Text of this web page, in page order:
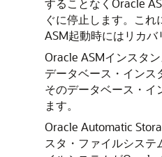
することなくOracle
ぐに停止します。こ
ASM起動時にはリカバ
Oracle ASMインスタ
データベース・インス
そのデータベース・イ
ます。
Oracle Automatic
スタ・ファイルシステ